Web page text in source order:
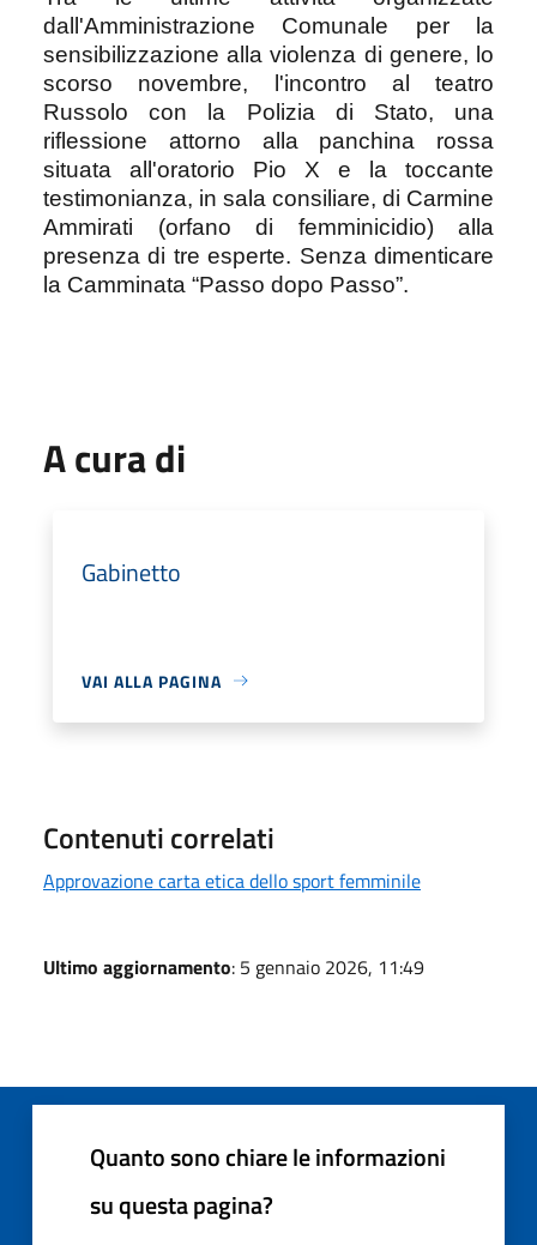
dall'Amministrazione Comunale per la
sensibilizzazione alla violenza di genere, lo
scorso novembre, l'incontro al teatro
Russolo con la Polizia di Stato, una
riflessione attorno alla panchina rossa
situata all'oratorio Pio X e la toccante
testimonianza, in sala consiliare, di Carmine
Ammirati (orfano di femminicidio) alla
presenza di tre esperte. Senza dimenticare
la Camminata “Passo dopo Passo”.
A cura di
Gabinetto
VAI ALLA PAGINA
Contenuti correlati
Approvazione carta etica dello sport femminile
Ultimo aggiornamento: 5 gennaio 2026, 11:49
Quanto sono chiare le informazioni
su questa pagina?